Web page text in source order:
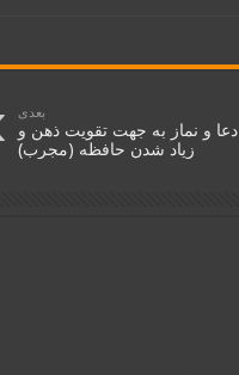
بعدی
دعا و نماز به جهت تقویت ذهن و
زیاد شدن حافظه (مجرب)